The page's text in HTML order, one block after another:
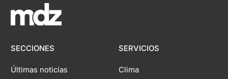
SECCIONES
Últimas noticias
SERVICIOS
Clima